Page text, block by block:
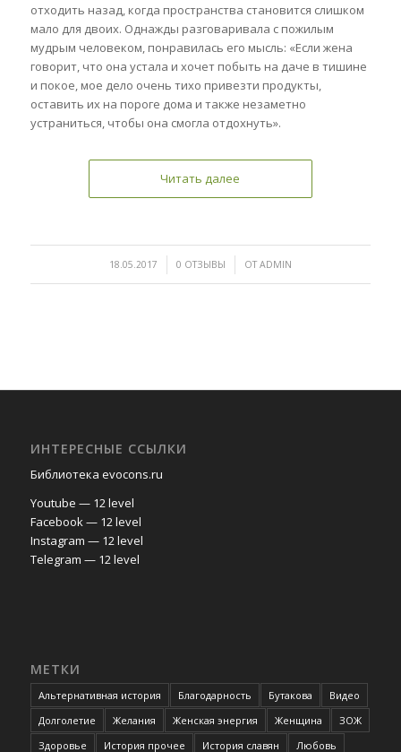
отходить назад, когда пространства становится слишком
мало для двоих. Однажды разговаривала с пожилым
мудрым человеком, понравилась его мысль: «Если жена
говорит, что она устала и хочет побыть на даче в тишине
и покое, мое дело очень тихо привезти продукты,
оставить их на пороге дома и также незаметно
устраниться, чтобы она смогла отдохнуть».
Читать далее
18.05.2017
/ 0 ОТЗЫВЫ
/ ОТADMIN
ИНТЕРЕСНЫЕ ССЫЛКИ
Библиотека evocons.ru
Youtube — 12 level
Facebook — 12 level
Instagram — 12 level
Telegram — 12 level
МЕТКИ
Альтернативная история Благодарность Бутакова
Видео
Долголетие
Желания Женская энергия Женщина
ЗОЖ
Здоровье
История прочее История славян Любовь